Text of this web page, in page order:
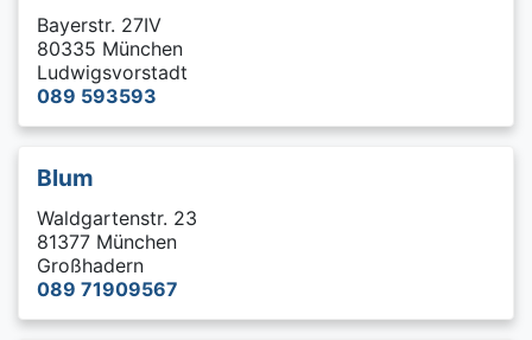
Bayerstr. 27IV
80335 München
Ludwigsvorstadt
089 593593
Blum
Waldgartenstr. 23
81377 München
Großhadern
089 71909567